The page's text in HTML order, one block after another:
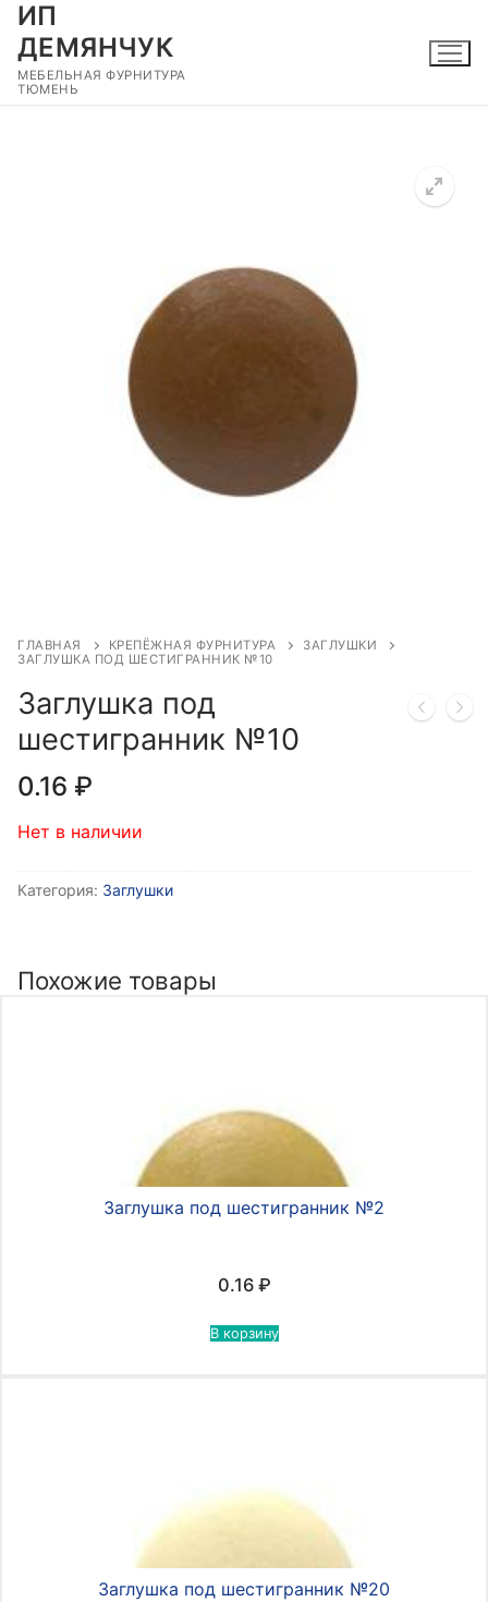
Перейти
содержимому
ИП
ДЕМЯНЧУК
МЕБЕЛЬНАЯ ФУРНИТУРА
ТЮМЕНЬ
ГЛАВНАЯ КРЕПЁЖНАЯ ФУРНИТУРА
ЗАГЛУШКИ
ЗАГЛУШКА ПОД ШЕСТИГРАННИК №10
Заглушка под
шестигранник №10
0.16 ₽
Нет в наличии
Категория: Заглушки
Похожие товары
Заглушка под шестигранник №2
0.16 ₽
В корзину
Заглушка под шестигранник №20